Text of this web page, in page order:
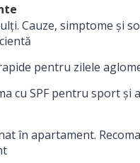
Cauze, simptome și
pentru zilele
cu SPF pentru sport și
în apartament.